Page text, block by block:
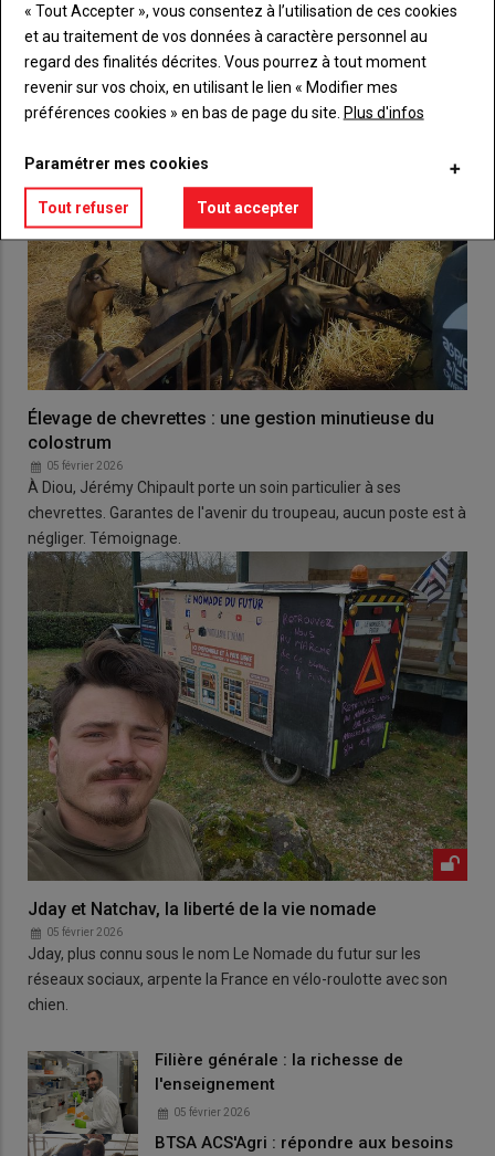
Élevage de chevrettes : une gestion minutieuse du
colostrum
05 février 2026
À Diou, Jérémy Chipault porte un soin particulier à ses
chevrettes. Garantes de l'avenir du troupeau, aucun poste est à
négliger. Témoignage.
Jday et Natchav, la liberté de la vie nomade
05 février 2026
Jday, plus connu sous le nom Le Nomade du futur sur les
réseaux sociaux, arpente la France en vélo-roulotte avec son
chien.
Filière générale : la richesse de
l'enseignement
05 février 2026
BTSA ACS'Agri : répondre aux besoins
« Tout Accepter », vous consentez à l’utilisation de ces cookies
et au traitement de vos données à caractère personnel au
regard des finalités décrites. Vous pourrez à tout moment
revenir sur vos choix, en utilisant le lien « Modifier mes
préférences cookies » en bas de page du site. Plus d'infos
Paramétrer mes cookies
Tout refuser Tout accepter